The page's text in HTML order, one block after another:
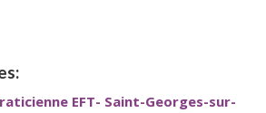
EFT- Saint-Georges-sur-